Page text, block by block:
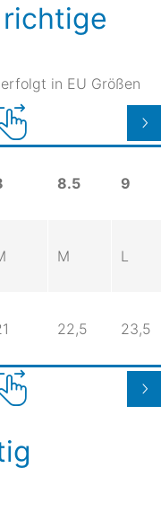
in EU Größen
8.5 9
M L
22,5 23,5